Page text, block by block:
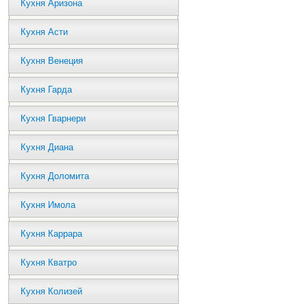
Кухня Аризона
Кухня Асти
Кухня Венеция
Кухня Гарда
Кухня Гварнери
Кухня Диана
Кухня Доломита
Кухня Имола
Кухня Каррара
Кухня Кватро
Кухня Колизей